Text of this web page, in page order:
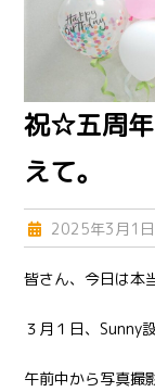
祝☆五周
えて。
2025年3月1日
皆さん、今日は本
３月１日、Sunny
午前中から写真撮